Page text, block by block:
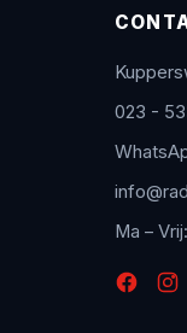
023 -
Ma –